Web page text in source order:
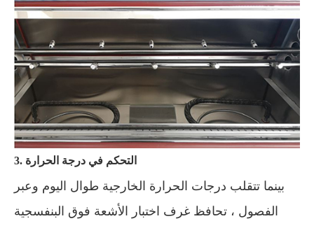
3. التحكم في درجة الحرارة
بينما تتقلب درجات الحرارة الخارجية طوال اليوم وعبر
الفصول ، تحافظ غرف اختبار الأشعة فوق البنفسجية